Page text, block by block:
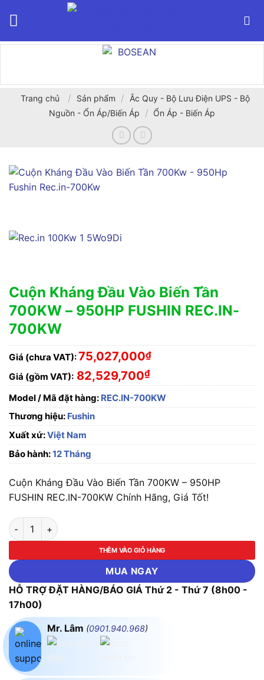
Trang chủ / Sản phẩm /
Ắc Quy - Bộ Lưu Điện UPS - Bộ
Nguồn - Ổn Áp/Biến Áp
/ Ổn Áp - Biến Áp
Cuộn Kháng Đầu Vào Biến Tần
700KW – 950HP FUSHIN REC.IN-
700KW
Giá (chưa VAT):75,027,000₫
Giá (gồm VAT): 82,529,700₫
Model / Mã đặt hàng: REC.IN-700KW
Thương hiệu: Fushin
Xuất xứ:Việt Nam
Bảo hành:12 Tháng
Cuộn Kháng Đầu Vào Biến Tần 700KW – 950HP
FUSHIN REC.IN-700KW Chính Hãng, Giá Tốt!
Cuộn Kháng Đầu Vào Biến Tần 700KW - 950HP FUSHIN
THÊM VÀO GIỎ HÀNG
MUA NGAY
HỖ TRỢ ĐẶT HÀNG/BÁO GIÁ Thứ 2 - Thứ 7 (8h00 -
17h00)
Mr. Lâm (0901.940.968)